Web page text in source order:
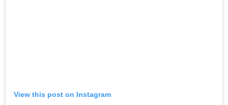
View this post on Instagram